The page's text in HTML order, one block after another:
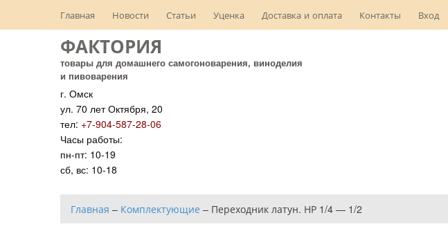
Главная Новости Статьи Уценка Доставка и оплата Контакты Вход
ФАКТОРИЯ
товары для домашнего самогоноварения, виноделия
и пивоварения
г. Омск
ул. 70 лет Октября, 20
тел: +7-904-587-28-06
Часы работы:
пн-пт: 10-19
сб, вс: 10-18
Главная – Комплектующие – Переходник латун. НР 1/4 — 1/2